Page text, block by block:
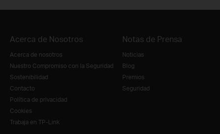
Acerca de Nosotros
Acerca de nosotros
Nuestro Compromiso con la Seguridad
Sostenibilidad
Contacto
Política de privacidad
Cookies
Trabaja en TP-Link
Notas de Prensa
Noticias
Blog
Premios
Seguridad